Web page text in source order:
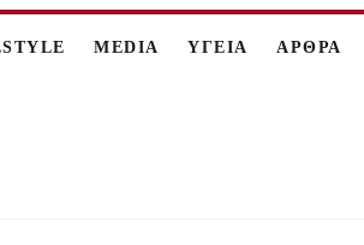
MEDIA ΥΓΕΙΑ ΑΡΘΡΑ